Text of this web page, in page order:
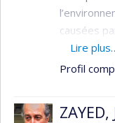
causées
Viau
ensuite à
Lire
Profil